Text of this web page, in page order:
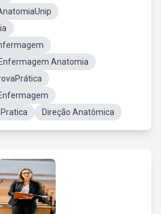
Anatomia
Direção Anatômica